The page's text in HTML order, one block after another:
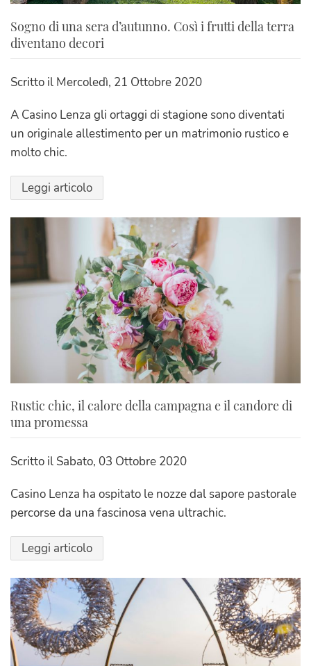
Sogno di una sera d’autunno. Così i frutti della terra
diventano decori
Scritto il Mercoledì, 21 Ottobre 2020
A Casino Lenza gli ortaggi di stagione sono diventati
un originale allestimento per un matrimonio rustico e
molto chic.
Leggi articolo
Rustic chic, il calore della campagna e il candore di
una promessa
Scritto il Sabato, 03 Ottobre 2020
Casino Lenza ha ospitato le nozze dal sapore pastorale
percorse da una fascinosa vena ultrachic.
Leggi articolo